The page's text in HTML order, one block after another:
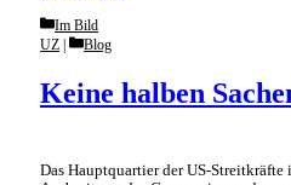
Categories
Im Bild
Keine halben
UZ Categories
Blog
Das Hauptquartier der US-Streitkräfte